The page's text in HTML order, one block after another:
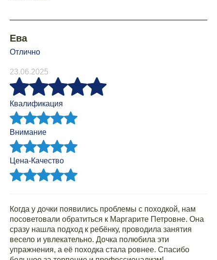
Ева
Отлично
23.06.2025
Квалификация
Внимание
Цена-Качество
Когда у дочки появились проблемы с походкой, нам
посоветовали обратиться к Маргарите Петровне. Она
сразу нашла подход к ребёнку, проводила занятия
весело и увлекательно. Дочка полюбила эти
упражнения, а её походка стала ровнее. Спасибо